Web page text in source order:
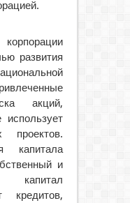
развития
акций,
использует
проектов.
капитала
и
капитал
кредитов,